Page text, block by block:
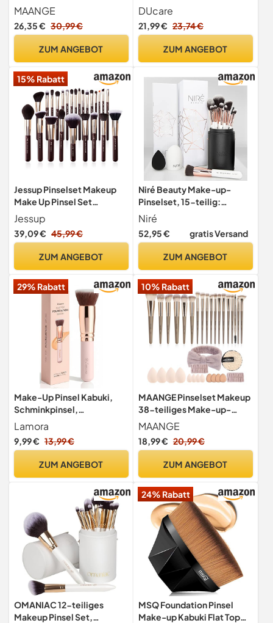
Kabuki-Pinsel,
Konturpinsel für
Foundation, flüssige und
Concealer, Creme-
Werkzeuge (Kaffee)
MAANGE
26,35 € 30,99 €
ZUM ANGEBOT
Pinselset Makeup
DUcare
21,99 € 23,74 €
ZUM ANGEBOT
15% Rabatt
Jessup Pinselset Makeup
Make Up Pinsel Set
Kosmetikpinsel
Schminkpinsel Augenpinsel
Gesichtpinsel Puder
Synthetische Haare 25 Stk
Jessup
39,09 € 45,99 €
ZUM ANGEBOT
Niré Beauty Make-up-
Pinselset, 15-teilig:
preisgekrönte vegane
Profi-Pinsel mit Etui, Niré
make up schwamm,
Geschenkschachtel
Niré
52,95 € gratis Versand
ZUM ANGEBOT
29% Rabatt
Make-Up Pinsel Kabuki,
Schminkpinsel,
Kosmetikpinsel,
Foundation Pinsel
Lamora
9,99 € 13,99 €
ZUM ANGEBOT
10% Rabatt
MAANGE Pinselset Makeup
38-teiliges Make-up-
Pinsel-Set, Hochwertige
Synthetische
Schminkpinsel Set Für
Lidschatten Concealer
MAANGE
18,99 € 20,99 €
ZUM ANGEBOT
OMANIAC 12-teiliges
Makeup Pinsel Set,
24% Rabatt
MSQ Foundation Pinsel
Make-up Kabuki Flat Top